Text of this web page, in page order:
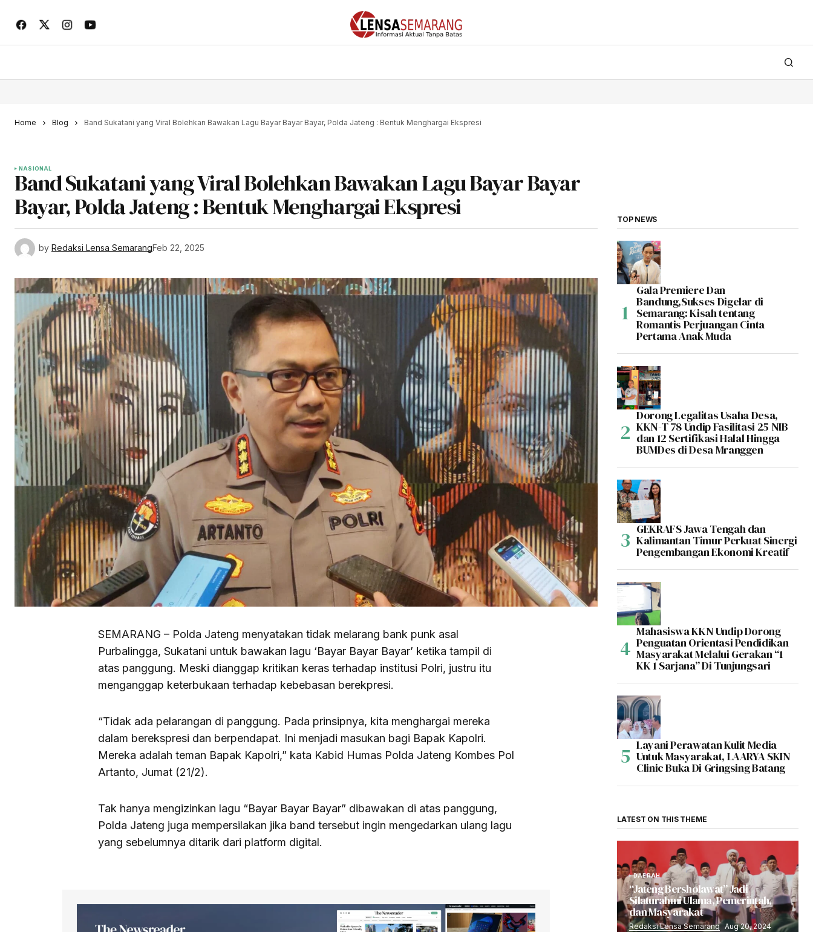
Home Blog Band Sukatani yang Viral Bolehkan Bawakan Lagu Bayar Bayar Bayar, Polda Jateng : Bentuk Menghargai Ekspresi
NASIONAL
Band Sukatani yang Viral Bolehkan Bawakan Lagu Bayar Bayar
Bayar, Polda Jateng : Bentuk Menghargai Ekspresi
by Redaksi Lensa SemarangFeb 22, 2025
SEMARANG – Polda Jateng menyatakan tidak melarang bank punk asal
Purbalingga, Sukatani untuk bawakan lagu ‘Bayar Bayar Bayar’ ketika tampil di
atas panggung. Meski dianggap kritikan keras terhadap institusi Polri, justru itu
menganggap keterbukaan terhadap kebebasan berekpresi.
“Tidak ada pelarangan di panggung. Pada prinsipnya, kita menghargai mereka
dalam berekspresi dan berpendapat. Ini menjadi masukan bagi Bapak Kapolri.
Mereka adalah teman Bapak Kapolri,” kata Kabid Humas Polda Jateng Kombes Pol
Artanto, Jumat (21/2).
Tak hanya mengizinkan lagu “Bayar Bayar Bayar” dibawakan di atas panggung,
Polda Jateng juga mempersilakan jika band tersebut ingin mengedarkan ulang lagu
yang sebelumnya ditarik dari platform digital.
TOP NEWS
Gala Premiere Dan
Bandung,Sukses Digelar di
Semarang: Kisah tentang
Romantis Perjuangan Cinta
Pertama Anak Muda
Dorong Legalitas Usaha Desa,
KKN-T 78 Undip Fasilitasi 25 NIB
dan 12 Sertifikasi Halal Hingga
BUMDes di Desa Mranggen
GEKRAFS Jawa Tengah dan
Kalimantan Timur Perkuat Sinergi
Pengembangan Ekonomi Kreatif
Mahasiswa KKN Undip Dorong
Penguatan Orientasi Pendidikan
Masyarakat Melalui Gerakan “1
KK 1 Sarjana” Di Tunjungsari
Layani Perawatan Kulit Media
Untuk Masyarakat, LAARYA SKIN
Clinic Buka Di Gringsing Batang
LATEST ON THIS THEME
DAERAH
“Jateng Bersholawat” Jadi
Silaturahmi Ulama, Pemerintah,
dan Masyarakat
Redaksi Lensa Semarang Aug 20, 2024